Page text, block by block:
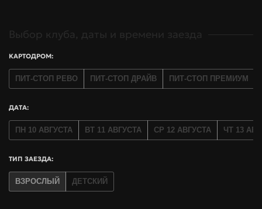
Выбор клуба, даты и времени заезда
КАРТОДРОМ:
ПИТ-СТОП РЕВО ПИТ-СТОП ДРАЙВ ПИТ-СТОП ПРЕМИУМ
ДАТА:
ПН 10 АВГУСТА ВТ 11 АВГУСТА СР 12 АВГУСТА ЧТ 13
ТИП ЗАЕЗДА:
ВЗРОСЛЫЙ ДЕТСКИЙ